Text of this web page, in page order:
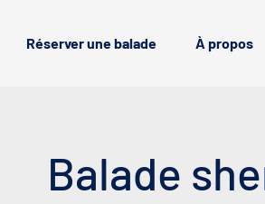
Réserver une balade À propos
Balade